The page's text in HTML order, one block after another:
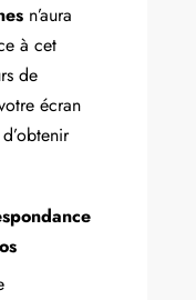
n’aura
à cet
de
écran